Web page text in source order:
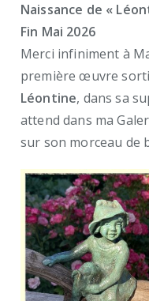
Naissance de «
Fin Mai 2026
Merci infiniment à
première œuvre
Léontine, dans sa
attend dans ma
sur son morceau de